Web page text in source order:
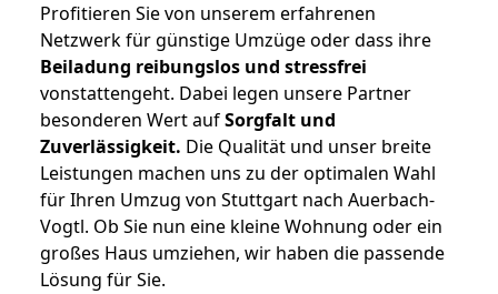
Profitieren Sie von unserem erfahrenen
Netzwerk für günstige Umzüge oder dass ihre
Beiladung reibungslos und stressfrei
vonstattengeht. Dabei legen unsere Partner
besonderen Wert aufSorgfalt und
Zuverlässigkeit. Die Qualität und unser breite
Leistungen machen uns zu der optimalen Wahl
für Ihren Umzug von Stuttgart nach Auerbach-
Vogtl. Ob Sie nun eine kleine Wohnung oder ein
großes Haus umziehen, wir haben die passende
Lösung für Sie.